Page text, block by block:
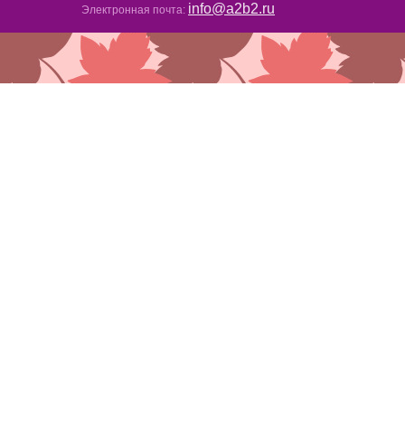
Электронная почта: info@a2b2.ru